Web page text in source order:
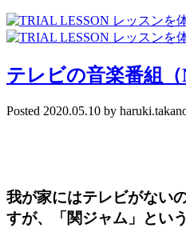
テレビの音楽番組（
Posted 2020.05.10 by
我が家にはテレビがない
すが、
「関ジャム」
とい